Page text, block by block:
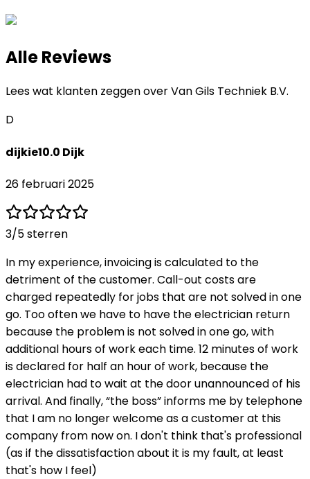
Alle Reviews
Lees wat klanten zeggen overVan Gils Techniek B.V.
D
dijkie10.0 Dijk
26 februari 2025
3/5 sterren
In my experience, invoicing is calculated to the
detriment of the customer. Call-out costs are
charged repeatedly for jobs that are not solved in one
go. Too often we have to have the electrician return
because the problem is not solved in one go, with
additional hours of work each time. 12 minutes of work
is declared for half an hour of work, because the
electrician had to wait at the door unannounced of his
arrival. And finally, “the boss” informs me by telephone
that I am no longer welcome as a customer at this
company from now on. I don't think that's professional
(as if the dissatisfaction about it is my fault, at least
that's how I feel)